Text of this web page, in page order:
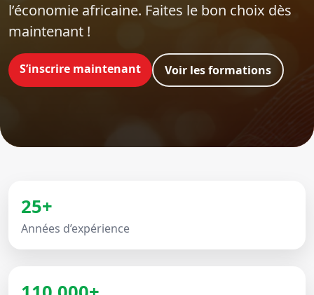
l’économie africaine. Faites le bon choix dès
maintenant !
S’inscrire maintenant Voir les formations
25+
Années d’expérience